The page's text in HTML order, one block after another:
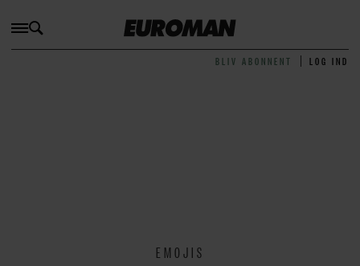
BLIV ABONNENT LOG IND
EMOJIS